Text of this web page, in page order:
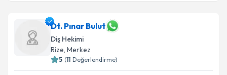
Dt. Pınar Bulut
Diş Hekimi
Rize, Merkez
5 (11 Değerlendirme)